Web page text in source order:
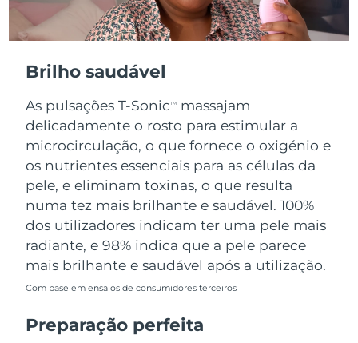
Brilho saudável
As pulsações T-SonicTM
massajam
delicadamente o rosto para estimular a
microcirculação, o que fornece o oxigénio e
os nutrientes essenciais para as células da
pele, e eliminam toxinas, o que resulta
numa tez mais brilhante e saudável. 100%
dos utilizadores indicam ter uma pele mais
radiante, e 98% indica que a pele parece
mais brilhante e saudável após a utilização.
Com base em ensaios de consumidores terceiros
Preparação perfeita